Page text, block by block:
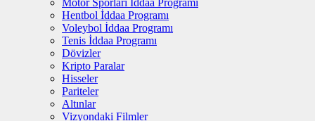
Motor Sporları İddaa Programı
Hentbol İddaa Programı
Voleybol İddaa Programı
Tenis İddaa Programı
Dövizler
Kripto Paralar
Hisseler
Pariteler
Altınlar
Vizyondaki Filmler